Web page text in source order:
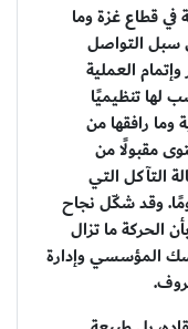
في قطاع غزة وما
سبل التواصل
العملية
لها تنظيميًا
وما رافقها من
مقبولًا من
التآكل التي
وقد شكّل نجاح
الحركة ما تزال
المؤسسي وإدارة